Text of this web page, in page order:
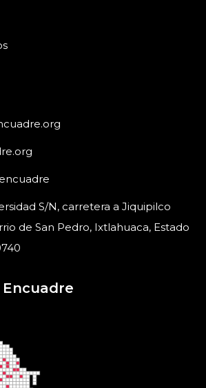
S/N, carretera a Jiquipilco
de San Pedro, Ixtlahuaca, Estado